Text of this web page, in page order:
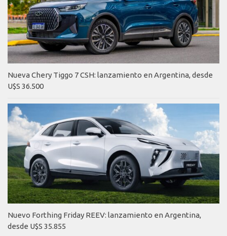
Nueva Chery Tiggo 7 CSH: lanzamiento en Argentina, desde
U$S 36.500
Nuevo Forthing Friday REEV: lanzamiento en Argentina,
desde U$S 35.855